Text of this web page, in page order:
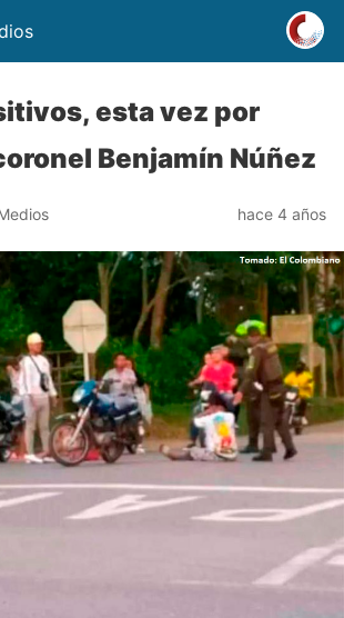
esta vez por
Benjamín Núñez
hace 4 años